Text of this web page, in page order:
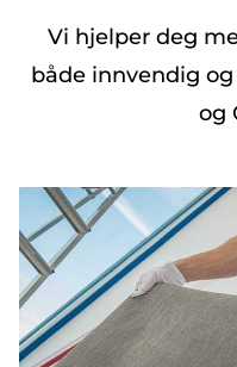
Vi hjelper deg
både innvendig
og